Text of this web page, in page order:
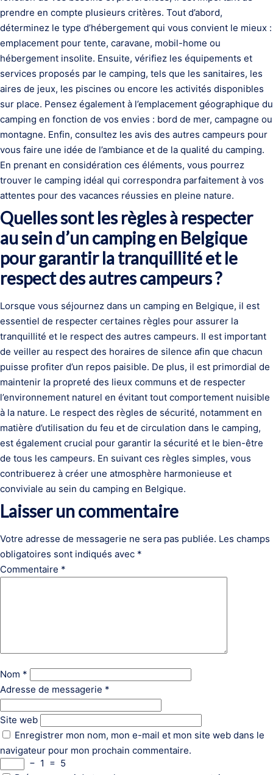
prendre en compte plusieurs critères. Tout d’abord,
déterminez le type d’hébergement qui vous convient le mieux :
emplacement pour tente, caravane, mobil-home ou
hébergement insolite. Ensuite, vérifiez les équipements et
services proposés par le camping, tels que les sanitaires, les
aires de jeux, les piscines ou encore les activités disponibles
sur place. Pensez également à l’emplacement géographique du
camping en fonction de vos envies : bord de mer, campagne ou
montagne. Enfin, consultez les avis des autres campeurs pour
vous faire une idée de l’ambiance et de la qualité du camping.
En prenant en considération ces éléments, vous pourrez
trouver le camping idéal qui correspondra parfaitement à vos
attentes pour des vacances réussies en pleine nature.
Quelles sont les règles à respecter
au sein d’un camping en Belgique
pour garantir la tranquillité et le
respect des autres campeurs ?
Lorsque vous séjournez dans un camping en Belgique, il est
essentiel de respecter certaines règles pour assurer la
tranquillité et le respect des autres campeurs. Il est important
de veiller au respect des horaires de silence afin que chacun
puisse profiter d’un repos paisible. De plus, il est primordial de
maintenir la propreté des lieux communs et de respecter
l’environnement naturel en évitant tout comportement nuisible
à la nature. Le respect des règles de sécurité, notamment en
matière d’utilisation du feu et de circulation dans le camping,
est également crucial pour garantir la sécurité et le bien-être
de tous les campeurs. En suivant ces règles simples, vous
contribuerez à créer une atmosphère harmonieuse et
conviviale au sein du camping en Belgique.
Laisser un commentaire
Votre adresse de messagerie ne sera pas publiée. Les champs
obligatoires sont indiqués avec *
Commentaire *
Nom *
Adresse de messagerie *
Site web
Enregistrer mon nom, mon e-mail et mon site web dans le
navigateur pour mon prochain commentaire.
− 1 = 5